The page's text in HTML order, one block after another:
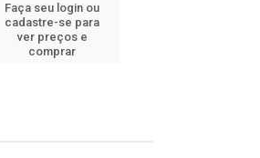
Faça seu login ou
cadastre-se para
ver preços e
comprar